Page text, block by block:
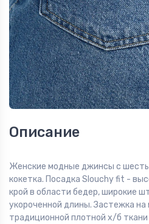
Описание
Женские модные джинсы с
кокетка. Посадка Slouchy fit -
крой в области бедер, широкие
укороченной длины. Застежка
традиционной плотной х/б ткани